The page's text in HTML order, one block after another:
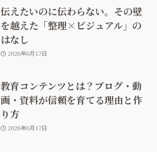
伝えたいのに伝わらない。その壁
を越えた「整理×ビジュアル」の
はなし
2026年6月17日
教育コンテンツとは？ブログ・動
画・資料が信頼を育てる理由と作
り方
2026年6月17日